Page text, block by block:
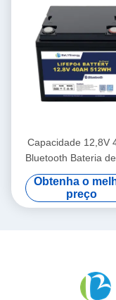
Capacidade 12,8V
Bluetooth Bateria
IP65 Proteção do
512Wh Energia
Obtenha o
preço